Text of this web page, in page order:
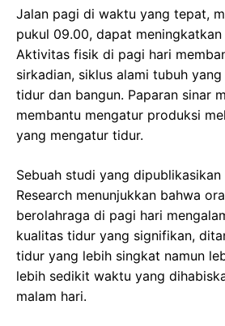
Jalan pagi di waktu yang tepat,
pukul 09.00, dapat
Aktivitas fisik di pagi hari
sirkadian, siklus alami tubuh
tidur dan bangun. Paparan sinar
membantu mengatur produksi
yang mengatur tidur.
Sebuah studi yang
Research menunjukkan bahwa
berolahraga di pagi hari
kualitas tidur yang signifikan,
tidur yang lebih singkat namun
lebih sedikit waktu yang
malam hari.